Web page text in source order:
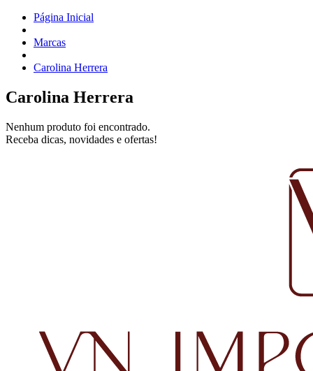
Página Inicial
Marcas
Carolina Herrera
Carolina Herrera
Nenhum produto foi encontrado.
Receba dicas, novidades e ofertas!